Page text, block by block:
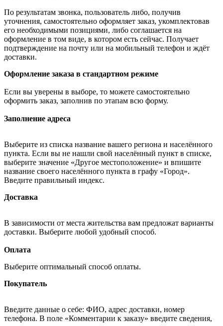
По результатам звонка, пользователь либо, получив
уточнения, самостоятельно оформляет заказ, укомплектовав
его необходимыми позициями, либо соглашается на
оформление в том виде, в котором есть сейчас. Получает
подтверждение на почту или на мобильный телефон и ждёт
доставки.
Оформление заказа в стандартном режиме
Если вы уверены в выборе, то можете самостоятельно
оформить заказ, заполнив по этапам всю форму.
Заполнение адреса
Выберите из списка название вашего региона и населённого
пункта. Если вы не нашли свой населённый пункт в списке,
выберите значение «Другое местоположение» и впишите
название своего населённого пункта в графу «Город».
Введите правильный индекс.
Доставка
В зависимости от места жительства вам предложат варианты
доставки. Выберите любой удобный способ.
Оплата
Выберите оптимальный способ оплаты.
Покупатель
Введите данные о себе: ФИО, адрес доставки, номер
телефона. В поле «Комментарии к заказу» введите сведения,